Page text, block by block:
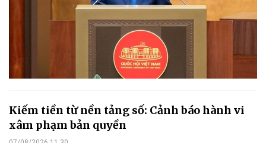
Kiếm tiền từ nền tảng số: Cảnh báo hành vi
xâm phạm bản quyền